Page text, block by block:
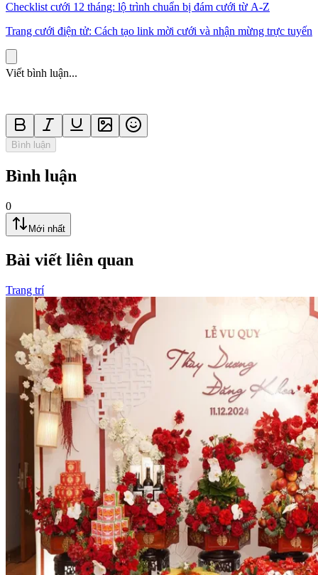
Checklist cưới 12 tháng: lộ trình chuẩn bị đám cưới từ A-Z
Trang cưới điện tử: Cách tạo link mời cưới và nhận mừng trực tuyến
Viết bình luận...
Bình luận
Bình luận
0
Mới nhất
Bài viết liên quan
Trang trí